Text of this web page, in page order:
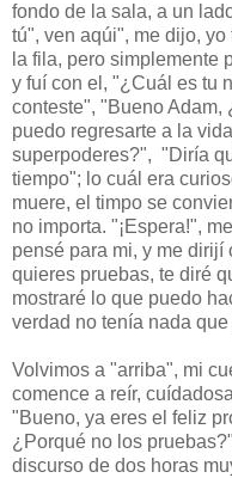
fondo de la sala, a un
tú", ven aqúi", me dijo,
la fila, pero simplemente
y fuí con el, "¿Cuál es tu
conteste", "Bueno Adam,
puedo regresarte a la
superpoderes?", "Diría
tiempo"; lo cuál era
muere, el timpo se
no importa. "¡Espera!",
pensé para mi, y me dirijí
quieres pruebas, te diré
mostraré lo que puedo
verdad no tenía nada
Volvimos a "arriba", mi
comence a reír,
"Bueno, ya eres el feliz
¿Porqué no los
discurso de dos horas